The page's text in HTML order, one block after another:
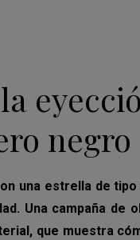
negro
una estrella de tipo
Una campaña de
que muestra